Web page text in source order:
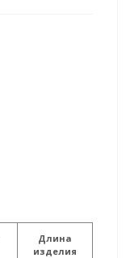
Длина
изделия